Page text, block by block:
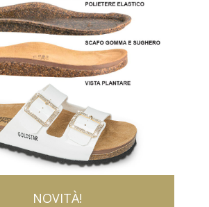
NOVITÀ!